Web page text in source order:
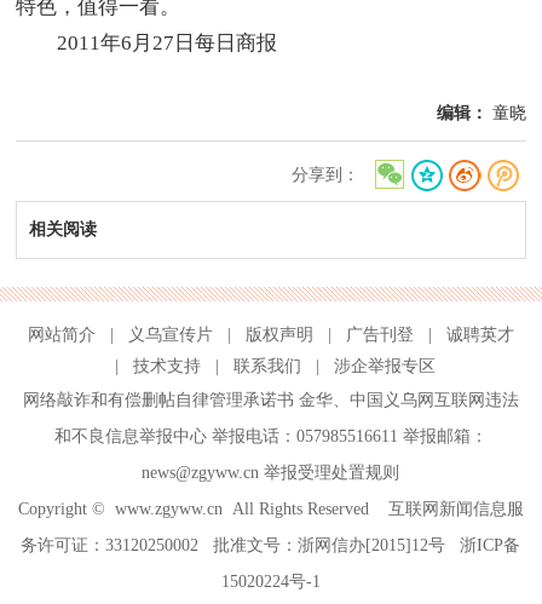
特色，值得一看。
2011年6月27日每日商报
编辑： 童晓
分享到：
相关阅读
网站简介 义乌宣传片 版权声明 广告刊登
诚聘英才
技术支持 联系我们
涉企举报专区
网络敲诈和有偿删帖自律管理承诺书 金华、 中国义乌网互联网违法
和不良信息举报中心举报电话：057985516611 举报邮箱：
news@zgyww.cn举报受理处置规则
Copyright © www.zgyww.cnAll Rights Reserved 互联网新闻信息服
务许可证：33120250002 批准文号：浙网信办[2015]12号浙ICP备
15020224号-1